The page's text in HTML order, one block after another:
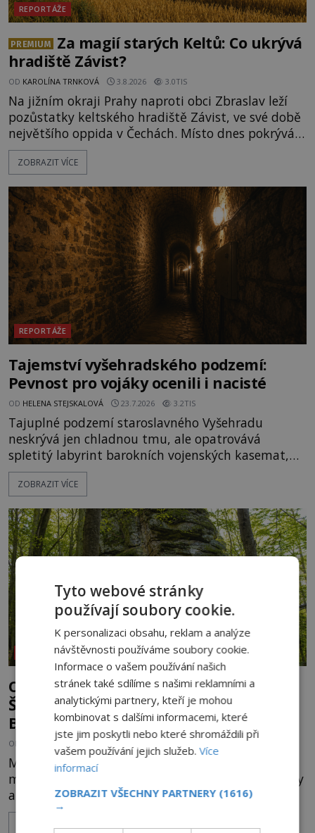
REPORTÁŽE
PREMIUM
Za magií starých Keltů: Co ukrývá
hradiště Závist?
OD KAROLÍNA TRNKOVÁ 3.8.2026 3.0TIS
Na jižním okraji Prahy naproti obci Zbraslav leží
pozůstatky keltského hradiště Závist, ve své době
největšího oppida v Čechách. Místo dnes pokrývá
les, zbytky po kdysi monumentálním hradišti jsou
ale v terénu patrné stále. Co dalšího tu po Keltech
vrch Hr
ZOBRAZIT VÍCE
REPORTÁŽE
Tajemství vyšehradského podzemí:
Pevnost pro vojáky ocenili i nacisté
OD HELENA STEJSKALOVÁ 23.7.2026 3.2TIS
Tajuplné podzemí staroslavného Vyšehradu
neskrývá jen chladnou tmu, ale opatrovává
spletitý labyrint barokních vojenských kasemat,
zapomenuté chrámy a vzácné národní poklady.
Hluboko uvnitř mohutné skály nad řekou Vltavou
vyhýbá shonu moderní metropole. Místo, ke
kterému se vážou nejstarší české mýty, ve svých
temných útrobách střeží monumentální
ZOBRAZIT VÍCE
REPORTÁŽE
Otvírají se brány do jiné dimenze:
Šokující tajemství skrytá ve Velkém
Blaníku
OD HELENA STEJSKALOVÁ 21.7.2026
Mýty opředený masiv Velkého Blaníku vzbuzuje
mezi záhadology mrazení, neboť jeho suťové svahy
a mlčenlivé skalní útesy podle mnoha svědectví
fungují jako anomální zóny, kde selhává lidské
vnímání času i prostoru. Geologické anomálie hory
Tyto webové stránky
používají soubory cookie.
K personalizaci obsahu, reklam a analýze
návštěvnosti používáme soubory cookie.
Informace o vašem používání našich
stránek také sdílíme s našimi reklamními a
analytickými partnery, kteří je mohou
kombinovat s dalšími informacemi, které
jste jim poskytli nebo které shromáždili při
vašem používání jejich služeb.Více
informací
ZOBRAZIT VŠECHNY PARTNERY (1616)
→